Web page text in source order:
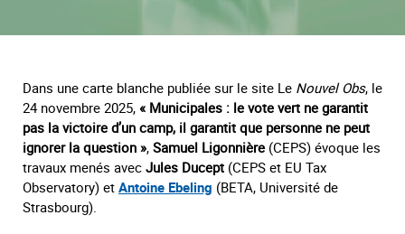
Dans une carte blanche publiée sur le site Le Nouvel Obs, le
24 novembre 2025, « Municipales : le vote vert ne garantit
pas la victoire d’un camp, il garantit que personne ne peut
ignorer la question », Samuel Ligonnière (CEPS) évoque les
travaux menés avec Jules Ducept (CEPS et EU Tax
Observatory) et Antoine Ebeling (BETA, Université de
Strasbourg).